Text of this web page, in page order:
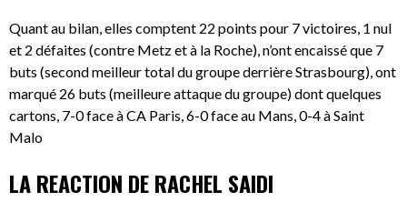
Quant au bilan, elles comptent 22 points pour 7 victoires, 1 nul
et 2 défaites (contre Metz et à la Roche), n’ont encaissé que 7
buts (second meilleur total du groupe derrière Strasbourg), ont
marqué 26 buts (meilleure attaque du groupe) dont quelques
cartons, 7-0 face à CA Paris, 6-0 face au Mans, 0-4 à Saint
Malo
LA REACTION DE RACHEL SAIDI